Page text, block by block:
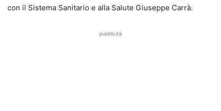
con il Sistema Sanitario e alla Salute Giuseppe Carrà.
pubblicità